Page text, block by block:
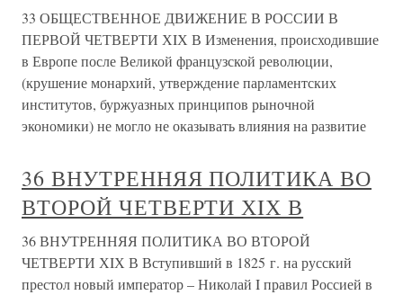
33 ОБЩЕСТВЕННОЕ ДВИЖЕНИЕ В РОССИИ В
ПЕРВОЙ ЧЕТВЕРТИ ХIХ В Изменения, происходившие
в Европе после Великой французской революции,
(крушение монархий, утверждение парламентских
институтов, буржуазных принципов рыночной
экономики) не могло не оказывать влияния на развитие
36 ВНУТРЕННЯЯ ПОЛИТИКА ВО
ВТОРОЙ ЧЕТВЕРТИ ХIХ В
36 ВНУТРЕННЯЯ ПОЛИТИКА ВО ВТОРОЙ
ЧЕТВЕРТИ ХIХ В Вступивший в 1825 г. на русский
престол новый император – Николай I правил Россией в